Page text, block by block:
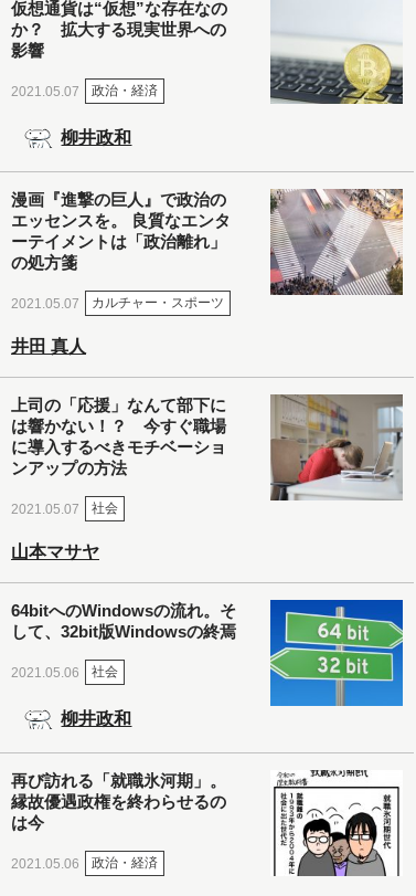
仮想通貨は“仮想”な存在なの
か？ 拡大する現実世界への
影響
2021.05.07 政治・経済
柳井政和
漫画『進撃の巨人』で政治の
エッセンスを。 良質なエンタ
ーテイメントは「政治離れ」
の処方箋
2021.05.07 カルチャー・スポーツ
井田 真人
上司の「応援」なんて部下に
は響かない！？ 今すぐ職場
に導入するべきモチベーショ
ンアップの方法
2021.05.07 社会
山本マサヤ
64bitへのWindowsの流れ。そ
して、32bit版Windowsの終焉
2021.05.06 社会
柳井政和
再び訪れる「就職氷河期」。
縁故優遇政権を終わらせるの
は今
2021.05.06 政治・経済